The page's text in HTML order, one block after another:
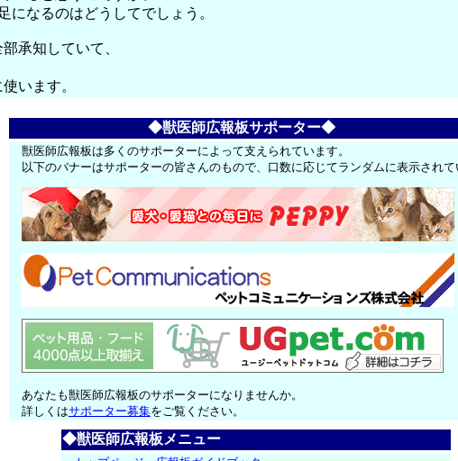
になるのはどうしてでしょう。
承知していて、
います。
◆獣医師広報板サポーター◆
獣医師広報板は多くのサポーターによって支えられています。
以下のバナーはサポーターの皆さんのもので、口数に応じてランダムに表示され
あなたも獣医師広報板のサポーターになりませんか。
詳しくはサポーター募集をご覧ください。
◆獣医師広報板メニュー